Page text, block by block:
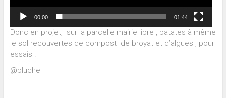
00:00 01:44
Donc en projet, sur la parcelle mairie libre , patates à même
le sol recouvertes de compost de broyat et d’algues , pour
essais !
@pluche